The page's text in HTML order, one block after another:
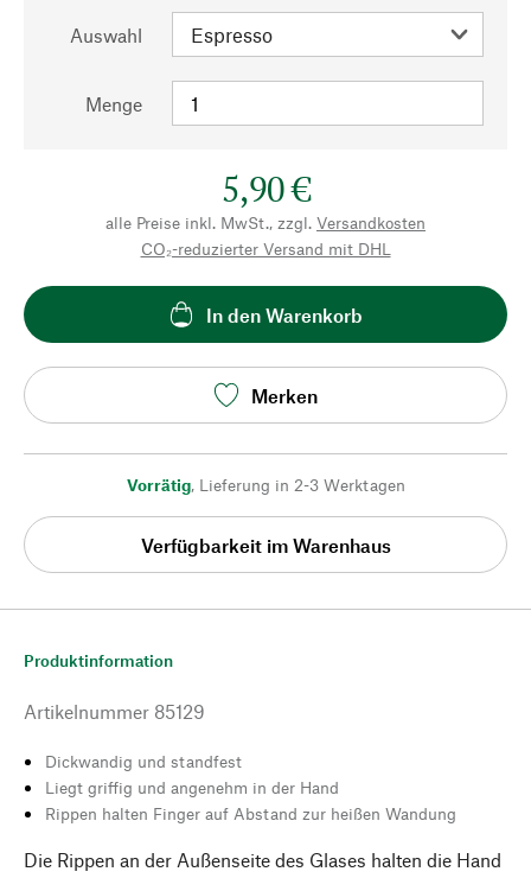
Auswahl
Menge
5,90 €
alle Preise inkl. MwSt., zzgl. Versandkosten
CO₂-reduzierter Versand mit DHL
In den Warenkorb
Merken
Vorrätig, Lieferung in 2-3 Werktagen
Verfügbarkeit im Warenhaus
Produktinformation
Artikelnummer 85129
Dickwandig und standfest
Liegt griffig und angenehm in der Hand
Rippen halten Finger auf Abstand zur heißen Wandung
Die Rippen an der Außenseite des Glases halten die Hand